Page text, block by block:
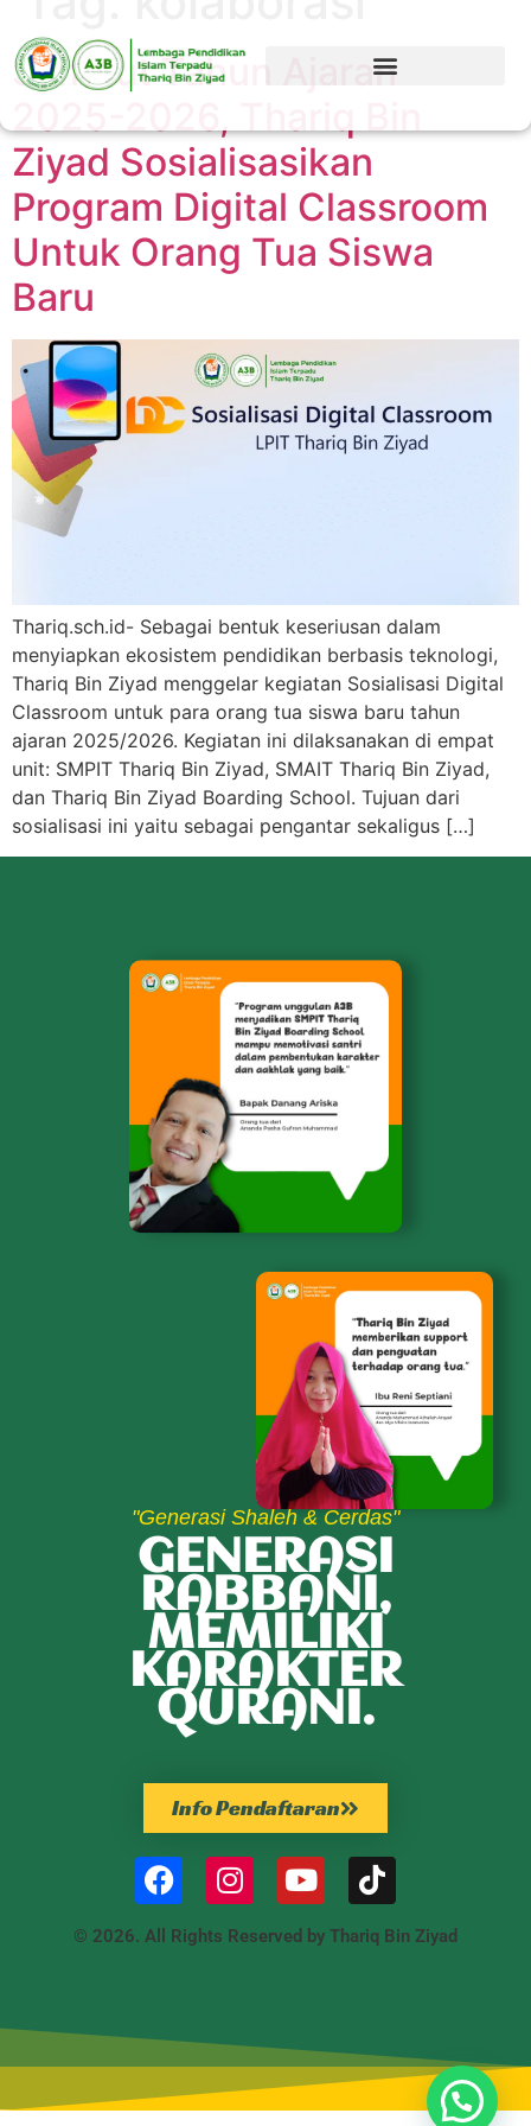
Sambut Tahun Ajaran
Ziyad Sosialisasikan
Program Digital Classroom
Untuk Orang Tua Siswa
Baru
Thariq.sch.id- Sebagai bentuk keseriusan dalam
menyiapkan ekosistem pendidikan berbasis teknologi,
Thariq Bin Ziyad menggelar kegiatan Sosialisasi Digital
Classroom untuk para orang tua siswa baru tahun
ajaran 2025/2026. Kegiatan ini dilaksanakan di empat
unit: SMPIT Thariq Bin Ziyad, SMAIT Thariq Bin Ziyad,
dan Thariq Bin Ziyad Boarding School. Tujuan dari
sosialisasi ini yaitu sebagai pengantar sekaligus […]
"Generasi Shaleh & Cerdas"
GENERASI
RABBANI,
MEMILIKI
KARAKTER
QURANI.
Info Pendaftaran
© 2026. All Rights Reserved by Thariq Bin Ziyad